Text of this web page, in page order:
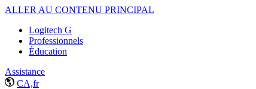
ALLER AU CONTENU PRINCIPAL
Logitech G
Professionnels
Éducation
Assistance
CA,fr